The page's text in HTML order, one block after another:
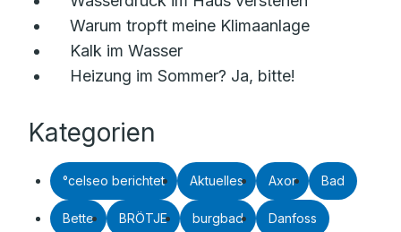
Warum tropft meine Klimaanlage
Kalk im Wasser
Heizung im Sommer? Ja, bitte!
Kategorien
°celseo berichtet Aktuelles Axor Bad
Bette BRÖTJE burgbad Danfoss